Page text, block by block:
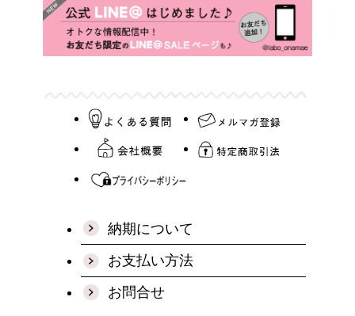
納期について
お支払い方法
お問合せ